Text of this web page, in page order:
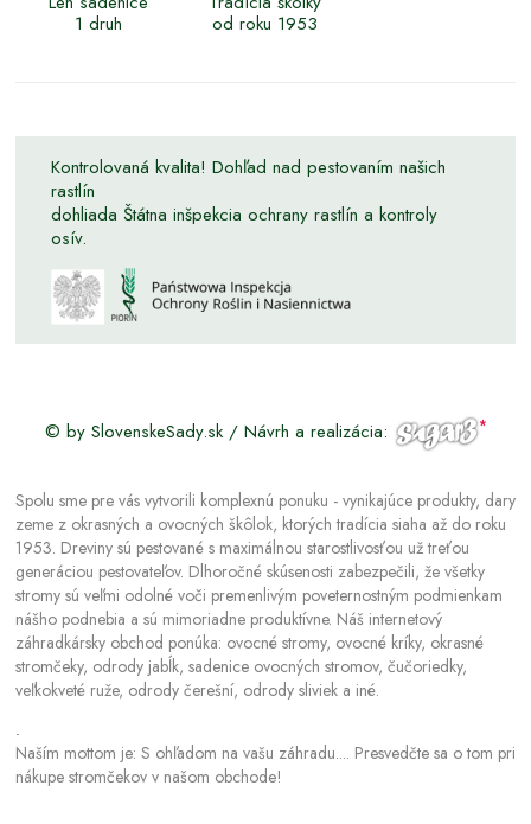
1 druh
od roku 1953
Kontrolovaná kvalita! Dohľad nad pestovaním našich
rastlín
dohliada Štátna inšpekcia ochrany rastlín a kontroly
osív.
© by SlovenskeSady.sk / Návrh a realizácia:
Spolu sme pre vás vytvorili komplexnú ponuku - vynikajúce produkty, dary
zeme z okrasných a ovocných škôlok, ktorých tradícia siaha až do roku
1953. Dreviny sú pestované s maximálnou starostlivosťou už treťou
generáciou pestovateľov. Dlhoročné skúsenosti zabezpečili, že všetky
stromy sú veľmi odolné voči premenlivým poveternostným podmienkam
nášho podnebia a sú mimoriadne produktívne. Náš internetový
záhradkársky obchod ponúka: ovocné stromy, ovocné kríky, okrasné
stromčeky, odrody jabĺk, sadenice ovocných stromov, čučoriedky,
veľkokveté ruže, odrody čerešní, odrody sliviek a iné.
.
Naším mottom je: S ohľadom na vašu záhradu.... Presvedčte sa o tom pri
nákupe stromčekov v našom obchode!